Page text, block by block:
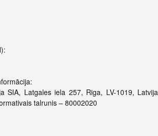
SIA, Latgales iela 257, Riga, LV-1019, Latvija
talrunis – 80002020